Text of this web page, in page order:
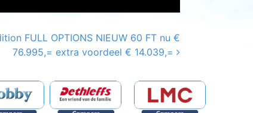
FULL OPTIONS NIEUW 60 FT nu €
76.995,= extra voordeel € 14.039,=